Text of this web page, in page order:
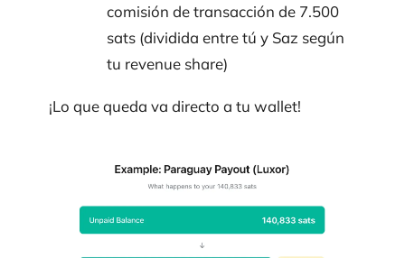
comisión de transacción de 7.500
sats (dividida entre tú y Saz según
tu revenue share)
¡Lo que queda va directo a tu wallet!